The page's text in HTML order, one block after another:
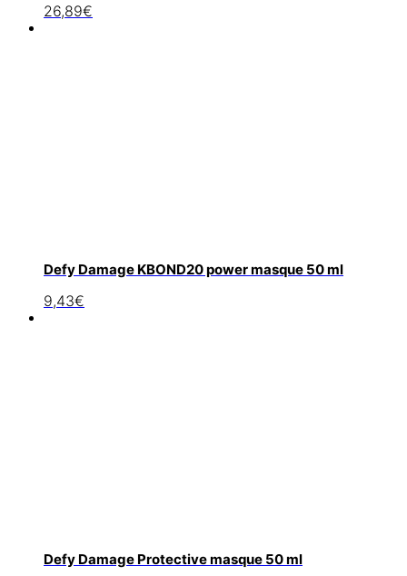
26,89€
Defy Damage KBOND20 power masque 50 ml
9,43€
Defy Damage Protective masque 50 ml